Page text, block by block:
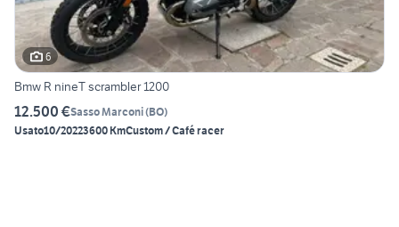
6
Bmw R nineT scrambler 1200
12.500 €Sasso Marconi(BO)
Usato10/20223600 KmCustom / Café racer